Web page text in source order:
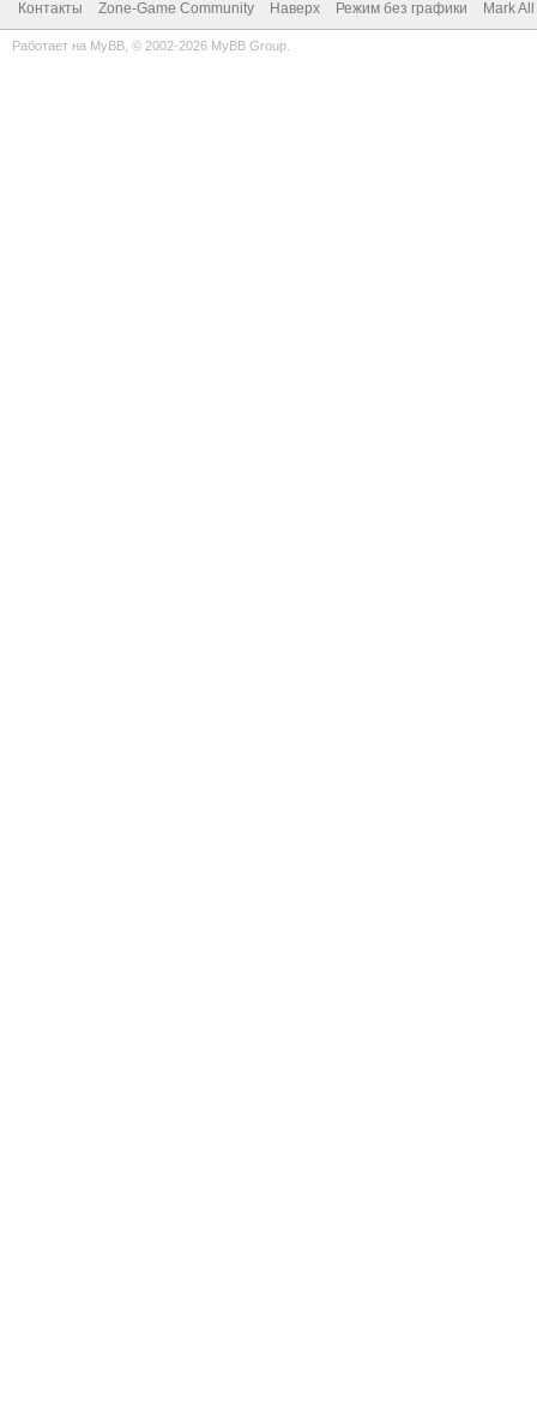
Контакты Zone-Game Community Наверх Режим без графики Mark
Работает на MyBB , © 2002-2026 MyBB Group